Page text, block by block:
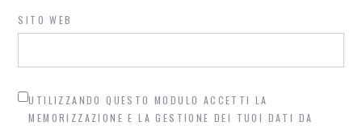
SITO WEB
UTILIZZANDO QUESTO MODULO ACCETTI LA
MEMORIZZAZIONE E LA GESTIONE DEI TUOI DATI DA